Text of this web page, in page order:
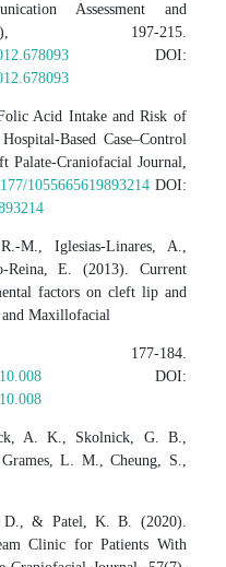
Assessment and
197-215.
DOI:
Acid Intake and Risk of
Based Case–Control
Palate-Craniofacial Journal,
1055665619893214DOI:
M., Iglesias-Linares, A.,
Reina, E. (2013). Current
factors on cleft lip and
Maxillofacial
177-184.
DOI:
A. K., Skolnick, G. B.,
L. M., Cheung, S.,
& Patel, K. B. (2020).
Clinic for Patients With